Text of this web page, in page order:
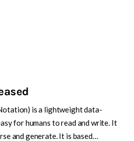
is a lightweight data-
for humans to read and write. It
and generate. It is based…